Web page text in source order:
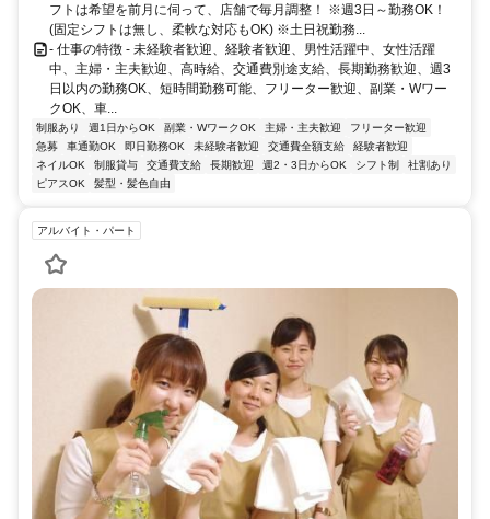
フトは希望を前月に伺って、店舗で毎月調整！ ※週3日～勤務OK！
(固定シフトは無し、柔軟な対応もOK) ※土日祝勤務...
- 仕事の特徴 - 未経験者歓迎、経験者歓迎、男性活躍中、女性活躍
中、主婦・主夫歓迎、高時給、交通費別途支給、長期勤務歓迎、週3
日以内の勤務OK、短時間勤務可能、フリーター歓迎、副業・Wワー
クOK、車...
制服あり 週1日からOK 副業・WワークOK 主婦・主夫歓迎
フリーター歓迎
急募
車通勤OK 即日勤務OK 未経験者歓迎 交通費全額支給
経験者歓迎
ネイルOK
制服貸与 交通費支給 長期歓迎 週2・3日からOK シフト制
社割あり
ピアスOK
髪型・髪色自由
アルバイト・パート